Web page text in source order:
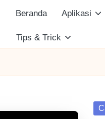
Beranda Aplikasi
Tips & Trick